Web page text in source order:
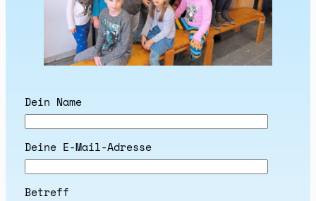
Dein Name
Deine E-Mail-Adresse
Betreff